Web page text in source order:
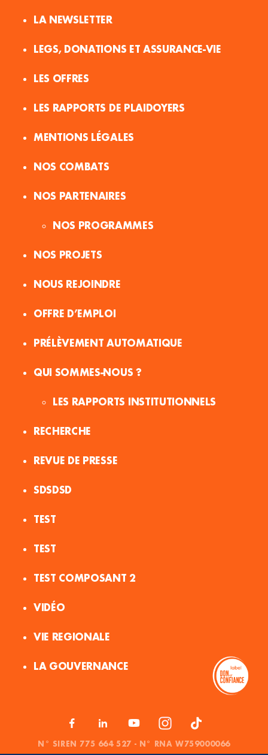
LA NEWSLETTER
LEGS, DONATIONS ET ASSURANCE-VIE
LES OFFRES
LES RAPPORTS DE PLAIDOYERS
MENTIONS LÉGALES
NOS COMBATS
NOS PARTENAIRES
NOS PROGRAMMES
NOS PROJETS
NOUS REJOINDRE
OFFRE D’EMPLOI
PRÉLÈVEMENT AUTOMATIQUE
QUI SOMMES-NOUS ?
LES RAPPORTS INSTITUTIONNELS
RECHERCHE
REVUE DE PRESSE
SDSDSD
TEST
TEST
TEST COMPOSANT 2
VIDÉO
VIE REGIONALE
LA GOUVERNANCE
N° SIREN 775 664 527 - N° RNA W759000066